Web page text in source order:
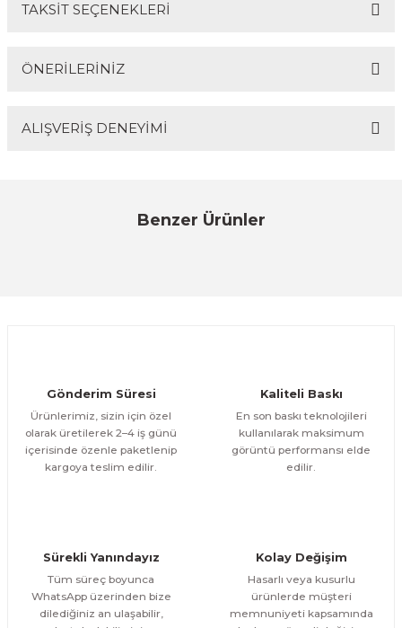
TAKSİT SEÇENEKLERİ
ÖNERİLERİNİZ
Bu ürünün fiyat bilgisi, resim, ürün açıklamalarında ve
Ürün resmi kalitesiz, bozuk veya görüntülenemiyor.
ALIŞVERİŞ DENEYİMİ
Sitemize ilk yorumu siz yapın!
Benzer Ürünler
Mavi-yeşil Çiçekli Garden Place Yazılı Tek Parça Ahşap Çerçeveli Tablo
500,00 TL
300,00 TL
ÜRÜNÜ İNCELE
300,00 TL %25
CeSht
Gönderim Süresi
Ürünlerimiz, sizin için özel
olarak üretilerek 2–4 iş günü
içerisinde özenle paketlenip
kargoya teslim edilir.
Kaliteli Baskı
En son baskı teknolojileri
kullanılarak maksimum
görüntü performansı elde
edilir.
Sürekli Yanındayız
Tüm süreç boyunca
WhatsApp üzerinden bize
dilediğiniz an ulaşabilir,
Kolay Değişim
Hasarlı veya kusurlu
ürünlerde müşteri
memnuniyeti kapsamında